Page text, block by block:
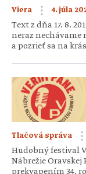
Viera 4. júla
Text z dňa 17. 8.
neraz nechávame
a pozrieť sa na
dobre bolo, ale
Kohutiarová,
Tlačová správa
Hudobný festival
Nábrežie